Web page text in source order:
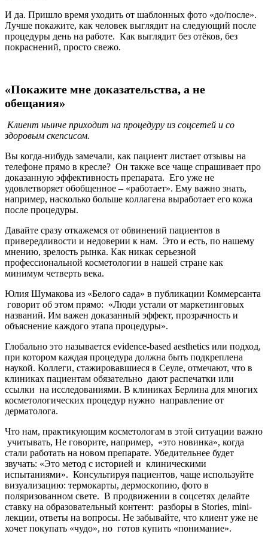
И да. Пришло время уходить от шаблонных фото «до/после».
Лучше покажите, как человек выглядит на следующий после
процедуры день на работе. Как выглядит без отёков, без
покраснений, просто свежо.
«Покажите мне доказательства, а не
обещания»
Клиент нынче приходит на процедуру из соцсетей и со
здоровым скепсисом.
Вы когда-нибудь замечали, как пациент листает отзывы на
телефоне прямо в кресле? Он также все чаще спрашивает про
доказанную эффективность препарата. Его уже не
удовлетворяет обобщенное – «работает». Ему важно знать,
например, насколько больше коллагена выработает его кожа
после процедуры.
Давайте сразу откажемся от обвинений пациентов в
привередливости и недоверии к нам. Это и есть, по нашему
мнению, зрелость рынка. Как никак серьезной
профессиональной косметологии в нашей стране как
минимум четверть века.
Юлия Шумакова из «Белого сада» в публикации Коммерсанта
говорит об этом прямо: «Люди устали от маркетинговых
названий. Им важен доказанный эффект, прозрачность и
объяснение каждого этапа процедуры».
Глобально это называется evidence-based aesthetics или подход,
при котором каждая процедура должна быть подкреплена
наукой. Коллеги, стажировавшиеся в Сеуле, отмечают, что в
клиниках пациентам обязательно дают распечатки или
ссылки на исследованиями. В клиниках Берлина для многих
косметологических процедур нужно направление от
дерматолога.
Что нам, практикующим косметологам в этой ситуации важно
учитывать, Не говорите, например, «это новинка», когда
стали работать на новом препарате. Убедительнее будет
звучать: «Это метод с историей и клиническими
испытаниями». Консультируя пациентов, чаще используйте
визуализацию: термокарты, дермоскопию, фото в
поляризованном свете. В продвижении в соцсетях делайте
ставку на образовательный контент: разборы в Stories, mini-
лекции, ответы на вопросы. Не забывайте, что клиент уже не
хочет покупать «чудо», но готов купить «понимание».